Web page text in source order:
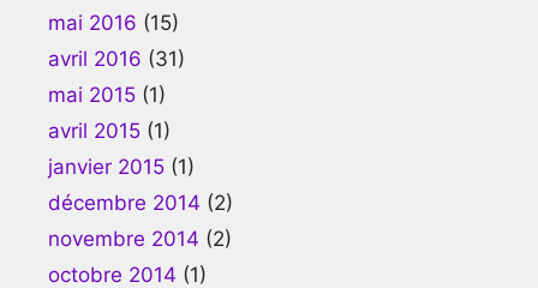
mai 2016 (15)
avril 2016 (31)
mai 2015 (1)
avril 2015 (1)
janvier 2015 (1)
décembre 2014 (2)
novembre 2014 (2)
octobre 2014 (1)